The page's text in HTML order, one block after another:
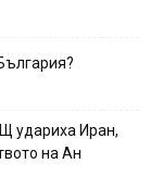
удариха Иран,
на Ан